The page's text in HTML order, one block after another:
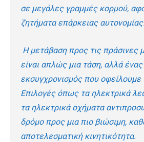
σε μεγάλες γραμμές κορμού,
ζητήματα επάρκειας αυτονομίας.
Η μετάβαση προς τις πράσινες
είναι απλώς μια τάση, αλλά
εκσυγχρονισμός που οφείλουμε
Επιλογές όπως τα ηλεκτρικά
τα ηλεκτρικά οχήματα
δρόμο προς μια πιο βιώσιμη,
αποτελεσματική κινητικότητα.